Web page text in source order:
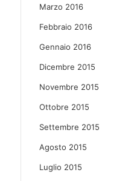
Marzo 2016
Febbraio 2016
Gennaio 2016
Dicembre 2015
Novembre 2015
Ottobre 2015
Settembre 2015
Agosto 2015
Luglio 2015